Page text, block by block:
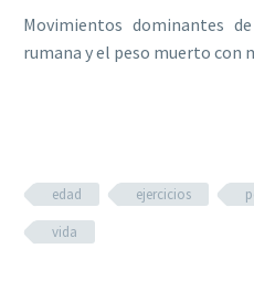
Movimientos dominantes
rumana y el peso muerto con
edad ejercicios
vida